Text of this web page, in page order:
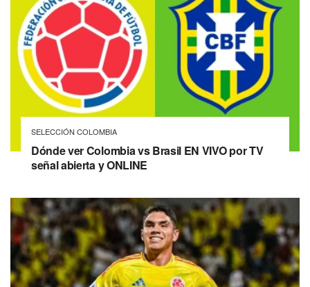
SELECCIÓN COLOMBIA
Dónde ver Colombia vs Brasil EN VIVO por TV
señal abierta y ONLINE